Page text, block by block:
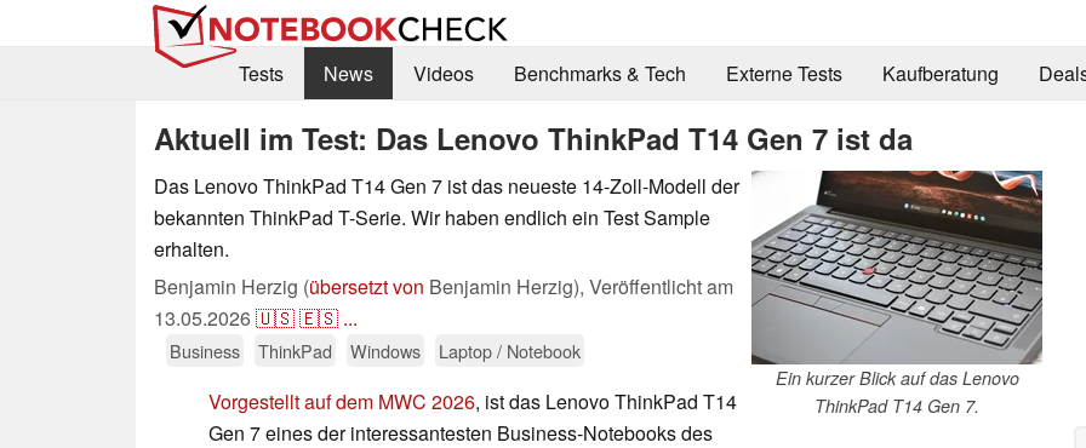
Tests
News Videos Benchmarks & Tech Externe Tests Kaufberatung
Aktuell im Test: Das Lenovo ThinkPad T14 Gen 7 ist da
Ein kurzer Blick auf das Lenovo
ThinkPad T14 Gen 7.
Das Lenovo ThinkPad T14 Gen 7 ist das neueste 14-Zoll-Modell der
bekannten ThinkPad T-Serie. Wir haben endlich ein Test Sample
erhalten.
Benjamin Herzig (übersetzt von Benjamin Herzig), Veröffentlicht am
13.05.2026🇺🇸🇪🇸 ...
Business ThinkPad Windows Laptop / Notebook
Vorgestellt auf dem MWC 2026, ist das Lenovo ThinkPad T14
Gen 7 eines der interessantesten Business-Notebooks des